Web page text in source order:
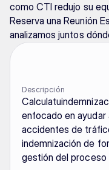
como CTI redujo su
Reserva una Reunión
analizamos juntos
Descripción
enfocado en ayudar
accidentes de
indemnización de
gestión del proceso